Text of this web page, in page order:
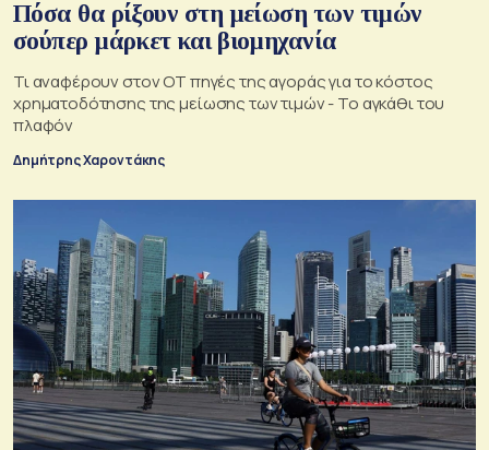
Πόσα θα ρίξουν στη μείωση των τιμών
σούπερ μάρκετ και βιομηχανία
Τι αναφέρουν στον ΟΤ πηγές της αγοράς για το κόστος
χρηματοδότησης της μείωσης των τιμών - Το αγκάθι του
πλαφόν
Δημήτρης Χαροντάκης